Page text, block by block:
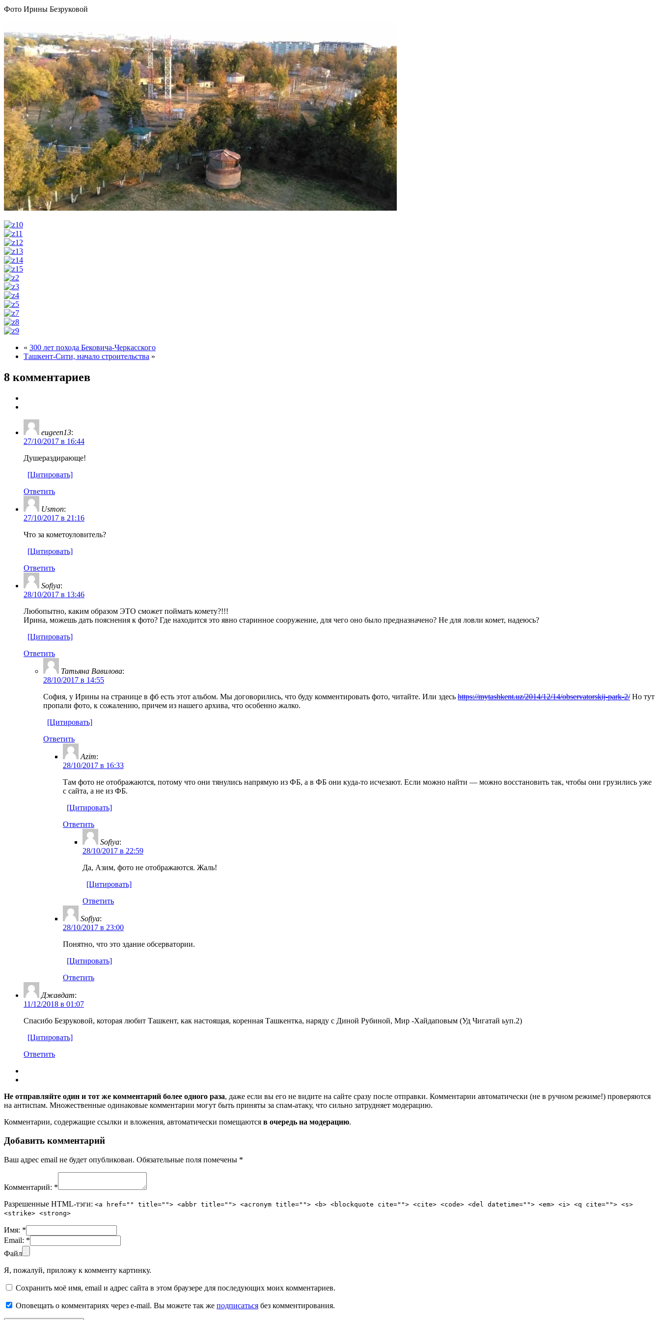
Фото Ирины Безруковой
« 300 лет похода Бековича-Черкасского
Ташкент-Сити, начало строительства »
8 комментариев
eugeen13:
27/10/2017 в 16:44
Душераздирающе!
[Цитировать]
Ответить
Usmon:
27/10/2017 в 21:16
Что за кометоуловитель?
[Цитировать]
Ответить
Sofiya:
28/10/2017 в 13:46
Любопытно, каким образом ЭТО сможет поймать комету?!!!
Ирина, можешь дать пояснения к фото? Где находится это явно старинное сооружение, для чего оно было предназначено? Не для ловли комет, надеюсь?
[Цитировать]
Ответить
Татьяна Вавилова:
28/10/2017 в 14:55
София, у Ирины на странице в фб есть этот альбом. Мы договорились, что буду комментировать фото, читайте. Или здесь https://mytashkent.uz/2014/12/14/observatorskij-park-2/Но тут
пропали фото, к сожалению, причем из нашего архива, что особенно жалко.
[Цитировать]
Ответить
Azim:
28/10/2017 в 16:33
Там фото не отображаются, потому что они тянулись напрямую из ФБ, а в ФБ они куда-то исчезают. Если можно найти — можно восстановить так, чтобы они грузились уже
с сайта, а не из ФБ.
[Цитировать]
Ответить
Sofiya:
28/10/2017 в 22:59
Да, Азим, фото не отображаются. Жаль!
[Цитировать]
Ответить
Sofiya:
28/10/2017 в 23:00
Понятно, что это здание обсерватории.
[Цитировать]
Ответить
Джавдат:
11/12/2018 в 01:07
Спасибо Безруковой, которая любит Ташкент, как настоящая, коренная Ташкентка, наряду с Диной Рубиной, Мир -Хайдаповым (Уд Чигатай ьуп.2)
[Цитировать]
Ответить
Не отправляйте один и тот же комментарий более одного раза, даже если вы его не видите на сайте сразу после отправки. Комментарии автоматически (не в ручном режиме!) проверяются
на антиспам. Множественные одинаковые комментарии могут быть приняты за спам-атаку, что сильно затрудняет модерацию.
Комментарии, содержащие ссылки и вложения, автоматически помещаются в очередь на модерацию.
Добавить комментарий
Ваш адрес email не будет опубликован. Обязательные поля помечены *
Комментарий: *
Разрешенные HTML-тэги: <a href="" title=""> <abbr title=""> <acronym title=""> <b> <blockquote cite=""> <cite> <code> <del datetime=""> <em> <i> <q cite=""> <s>
<strike> <strong>
Имя: *
Email: *
Файл
Я, пожалуй, приложу к комменту картинку.
Сохранить моё имя, email и адрес сайта в этом браузере для последующих моих комментариев.
Оповещать о комментариях через e-mail. Вы можете так же подписаться без комментирования.